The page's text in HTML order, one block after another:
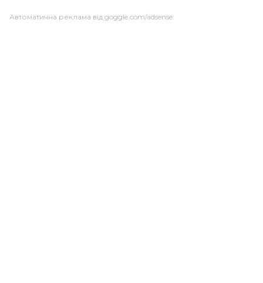
Автоматична реклама від goggle.com/adsense: